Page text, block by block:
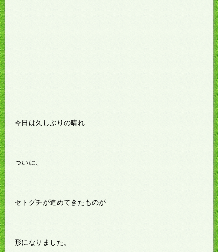
今日は久しぶりの晴れ
ついに、
セトグチが進めてきたものが
形になりました。